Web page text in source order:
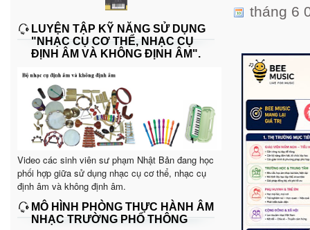
LUYỆN TẬP KỸ NĂNG SỬ DỤNG
"NHẠC CỤ CƠ THỂ, NHẠC CỤ
ĐỊNH ÂM VÀ KHÔNG ĐỊNH ÂM".
Video các sinh viên sư phạm Nhật Bản đang học
phối hợp giữa sử dụng nhạc cụ cơ thể, nhạc cụ
định âm và không định âm.
MÔ HÌNH PHÒNG THỰC HÀNH ÂM
NHẠC TRƯỜNG PHỔ THÔNG
tháng 6